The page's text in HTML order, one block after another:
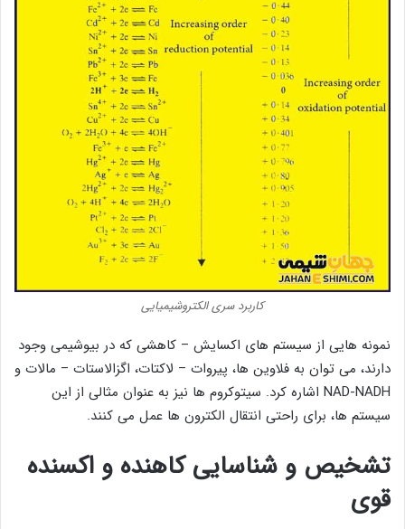
کاربرد سری الکتروشیمیایی
نمونه هایی از سیستم های اکسایش – کاهشی که در بیوشیمی وجود
دارند، می توان به فلاوین ها، پیروات – لاکتات، اگزالاستات – مالات و
NAD-NADH اشاره کرد. سیتوکروم ها نیز به عنوان مثالی از این
سیستم ها، برای راحتی انتقال الکترون ها عمل می کنند.
تشخیص و شناسایی کاهنده و اکسنده
قوی